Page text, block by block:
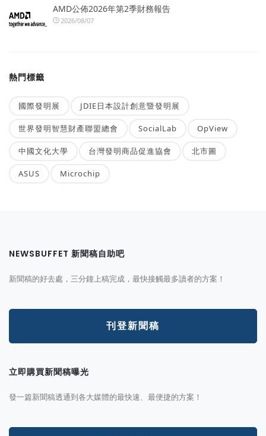
AMD公佈2026年第2季財務報告
2026/08/07
熱門標籤
國際發明展 JDIE日本設計創意暨發明展
世界發明智慧財產聯盟總會 SocialLab OpView
中國文化大學 台灣發明商品促進協會 北市圖
ASUS Microchip
NEWSBUFFET 新聞稿自助吧
新聞稿的好去處，三分鐘上稿完成，最快接觸最多讀者的方案！
刊登新聞稿
立即購買新聞稿曝光
發一篇新聞稿透通到各大媒體的最快速、最便捷的方案！